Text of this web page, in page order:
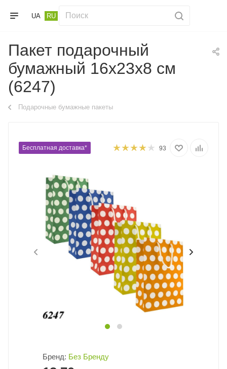
UA RU
Пакет подарочный
бумажный 16х23х8 см
(6247)
Подарочные бумажные пакеты
Бесплатная доставка* 93
Бренд: Без Бренду